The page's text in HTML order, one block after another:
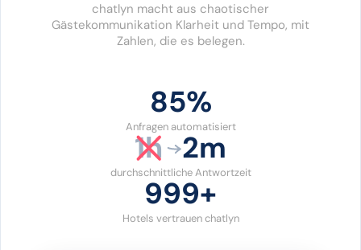
chatlyn macht aus chaotischer
Gästekommunikation Klarheit und Tempo, mit
Zahlen, die es belegen.
86%
Anfragen automatisiert
1h 2m
durchschnittliche Antwortzeit
1000+
Hotels vertrauen chatlyn